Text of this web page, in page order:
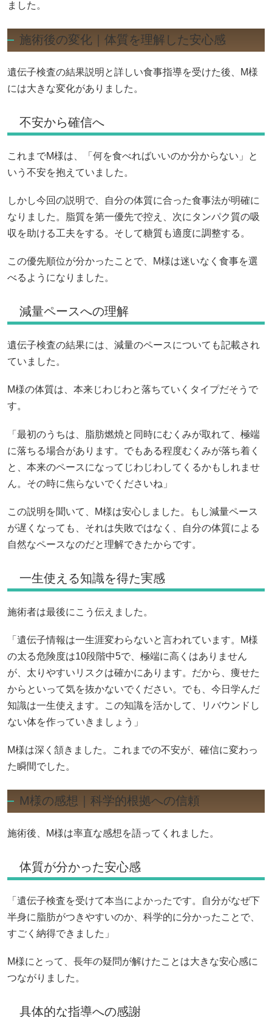
ました。
施術後の変化｜体質を理解した安心感
遺伝子検査の結果説明と詳しい食事指導を受けた後、M様
には大きな変化がありました。
不安から確信へ
これまでM様は、「何を食べればいいのか分からない」と
いう不安を抱えていました。
しかし今回の説明で、自分の体質に合った食事法が明確に
なりました。脂質を第一優先で控え、次にタンパク質の吸
収を助ける工夫をする。そして糖質も適度に調整する。
この優先順位が分かったことで、M様は迷いなく食事を選
べるようになりました。
減量ペースへの理解
遺伝子検査の結果には、減量のペースについても記載され
ていました。
M様の体質は、本来じわじわと落ちていくタイプだそうで
す。
「最初のうちは、脂肪燃焼と同時にむくみが取れて、極端
に落ちる場合があります。でもある程度むくみが落ち着く
と、本来のペースになってじわじわしてくるかもしれませ
ん。その時に焦らないでくださいね」
この説明を聞いて、M様は安心しました。もし減量ペース
が遅くなっても、それは失敗ではなく、自分の体質による
自然なペースなのだと理解できたからです。
一生使える知識を得た実感
施術者は最後にこう伝えました。
「遺伝子情報は一生涯変わらないと言われています。M様
の太る危険度は10段階中5で、極端に高くはありません
が、太りやすいリスクは確かにあります。だから、痩せた
からといって気を抜かないでください。でも、今日学んだ
知識は一生使えます。この知識を活かして、リバウンドし
ない体を作っていきましょう」
M様は深く頷きました。これまでの不安が、確信に変わっ
た瞬間でした。
M様の感想｜科学的根拠への信頼
施術後、M様は率直な感想を語ってくれました。
体質が分かった安心感
「遺伝子検査を受けて本当によかったです。自分がなぜ下
半身に脂肪がつきやすいのか、科学的に分かったことで、
すごく納得できました」
M様にとって、長年の疑問が解けたことは大きな安心感に
つながりました。
具体的な指導への感謝